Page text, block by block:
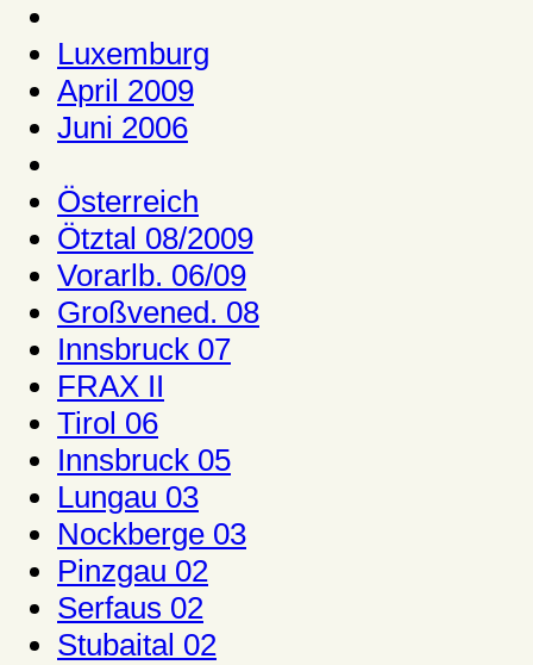
Luxemburg
April 2009
Juni 2006
Österreich
Ötztal 08/2009
Vorarlb. 06/09
Großvened. 08
Innsbruck 07
FRAX II
Tirol 06
Innsbruck 05
Lungau 03
Nockberge 03
Pinzgau 02
Serfaus 02
Stubaital 02